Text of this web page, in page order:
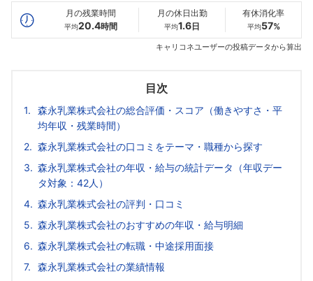
月の残業時間
平均20.4時間
月の休日出勤
平均1.6日
有休消化率
平均57%
キャリコネユーザーの投稿データから算出
目次
森永乳業株式会社の総合評価・スコア（働きやすさ・平
均年収・残業時間）
森永乳業株式会社の口コミをテーマ・職種から探す
森永乳業株式会社の年収・給与の統計データ（年収デー
タ対象：42人）
森永乳業株式会社の評判・口コミ
森永乳業株式会社のおすすめの年収・給与明細
森永乳業株式会社の転職・中途採用面接
森永乳業株式会社の業績情報